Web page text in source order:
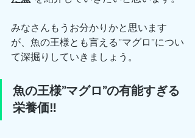
みなさんもうお分かりかと思います
が、魚の王様とも言える”マグロ”につい
て深掘りしていきましょう。
魚の王様”マグロ”の有能すぎる
栄養価‼️